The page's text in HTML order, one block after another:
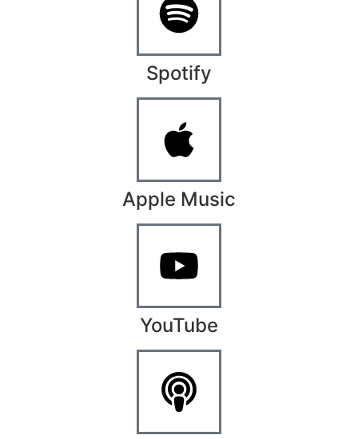
Spotify
Apple Music
YouTube